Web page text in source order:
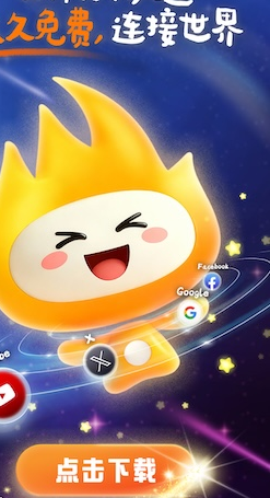
支持 [0] 反对 [0]
支持
旋风加速器
中心 雷霆加速
狂飙加速器
不收费的vp加速器2023
免费vqn加速外网
飞鸟加速器
加速器
tyl加速器官网
香蕉加速器官网